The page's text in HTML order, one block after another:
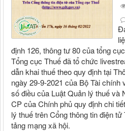
định 126, thông tư 80 của tổng
Tổng cục Thuế đã tổ chức
dẫn khai thuế theo quy định tại
ngày 29-9-2021 của Bộ Tài chính
số điều của Luật Quản lý thuế và
CP của Chính phủ quy định chi
lý thuế trên Cổng thông tin điện
tảng mạng xã hội.